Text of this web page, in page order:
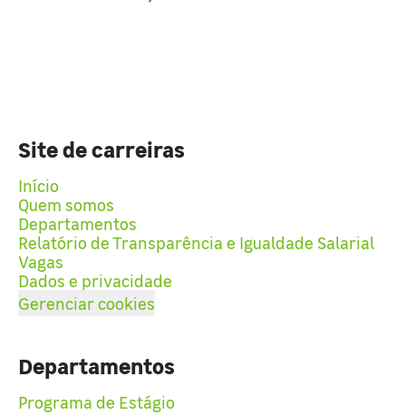
Site de carreiras
Início
Quem somos
Departamentos
Relatório de Transparência e Igualdade Salarial
Vagas
Dados e privacidade
Gerenciar cookies
Departamentos
Programa de Estágio